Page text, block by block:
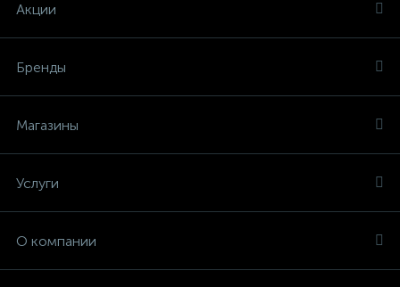
Акции
Бренды
Магазины
Услуги
О компании